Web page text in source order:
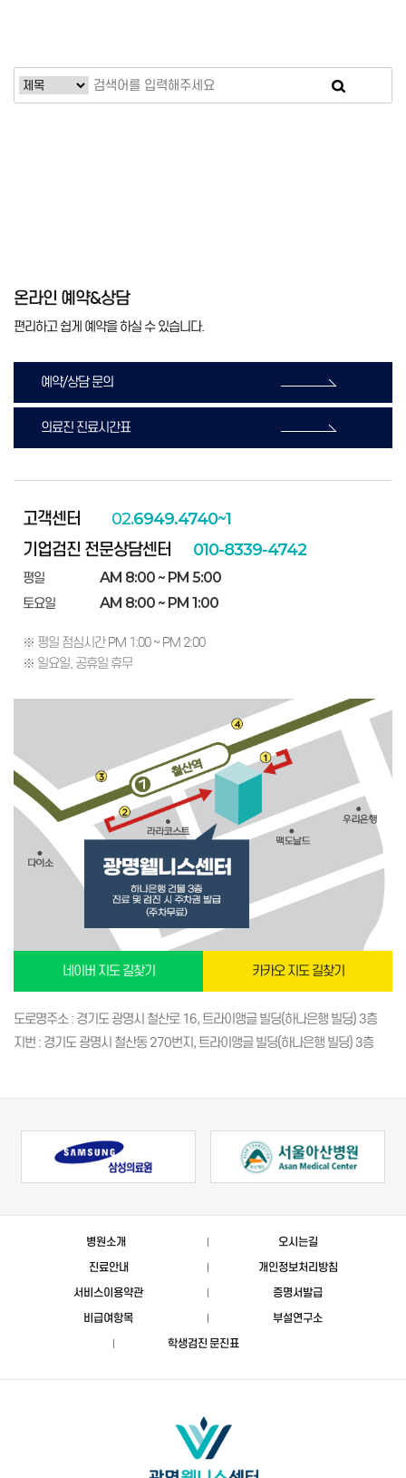
온라인 예약&상담
편리하고 쉽게 예약을 하실 수 있습니다.
예약/상담 문의
의료진 진료시간표
고객센터 02.6949.4740~1
기업검진 전문상담센터 010-8339-4742
평일 AM 8:00 ~ PM 5:00
토요일 AM 8:00 ~ PM 1:00
※ 평일 점심시간 PM 1:00 ~ PM 2:00
※ 일요일, 공휴일 휴무
네이버 지도 길찾기 카카오 지도 길찾기
도로명주소 : 경기도 광명시 철산로 16, 트라이앵글 빌딩(하나은행 빌딩) 3층
지번 : 경기도 광명시 철산동 270번지, 트라이앵글 빌딩(하나은행 빌딩) 3층
병원소개
오시는길
진료안내
개인정보처리방침
서비스이용약관
증명서발급
비급여항목
부설연구소
학생검진 문진표